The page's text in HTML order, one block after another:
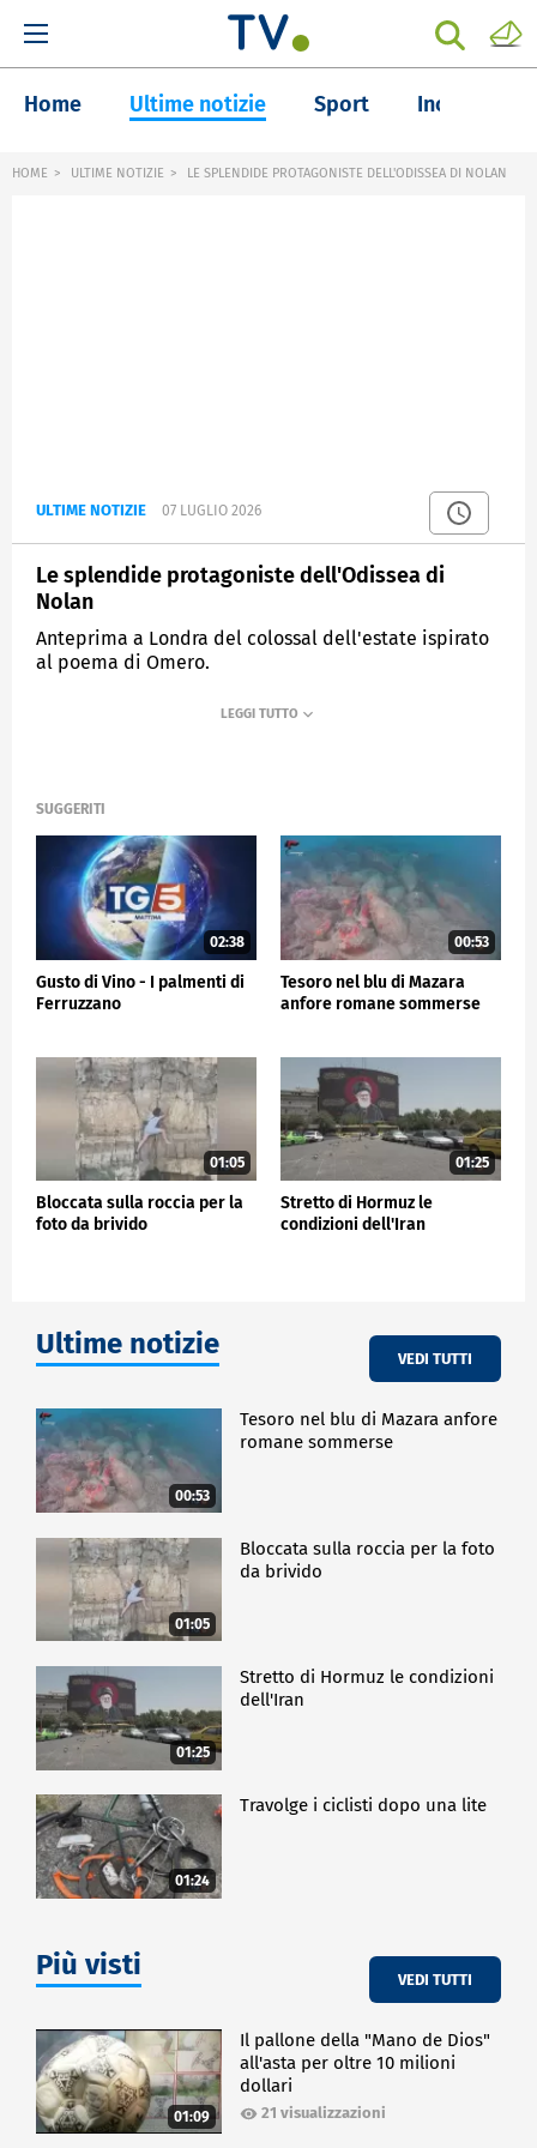
Home Ultime notizie Sport Inchieste
HOME ULTIME NOTIZIE LE SPLENDIDE PROTAGONISTE DELL'ODISSEA DI NOLAN
ULTIME NOTIZIE 07 LUGLIO 2026
Le splendide protagoniste dell'Odissea di
Nolan
Anteprima a Londra del colossal dell'estate ispirato
al poema di Omero.
SUGGERITI
02:38
Gusto di Vino - I palmenti di
Ferruzzano
00:53
Tesoro nel blu di Mazara
anfore romane sommerse
01:05
Bloccata sulla roccia per la
foto da brivido
01:25
Stretto di Hormuz le
condizioni dell'Iran
Ultime notizie VEDI TUTTI
00:53
Tesoro nel blu di Mazara anfore
romane sommerse
01:05
Bloccata sulla roccia per la foto
da brivido
01:25
Stretto di Hormuz le condizioni
dell'Iran
01:24
Travolge i ciclisti dopo una lite
Più visti VEDI TUTTI
01:09
Il pallone della "Mano de Dios"
all'asta per oltre 10 milioni
dollari
21 visualizzazioni